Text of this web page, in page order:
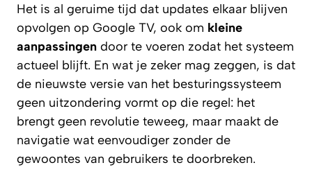
Het is al geruime tijd dat updates elkaar blijven
opvolgen op Google TV, ook om kleine
aanpassingen door te voeren zodat het systeem
actueel blijft. En wat je zeker mag zeggen, is dat
de nieuwste versie van het besturingssysteem
geen uitzondering vormt op die regel: het
brengt geen revolutie teweeg, maar maakt de
navigatie wat eenvoudiger zonder de
gewoontes van gebruikers te doorbreken.